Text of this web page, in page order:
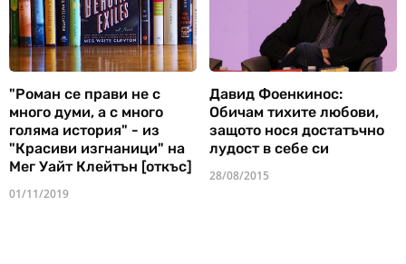
"Роман се прави не с
много думи, а с много
голяма история" - из
"Красиви изгнаници" на
Мег Уайт Клейтън [откъс]
01/11/2019
Давид Фоенкинос:
Обичам тихите любови,
защото нося достатъчно
лудост в себе си
28/08/2015